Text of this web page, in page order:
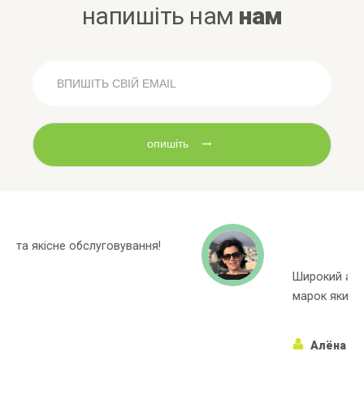
напишіть нам нам
опишіть
Широкий асортиментний ряд, багато
марок яких немає в інших магазинах!